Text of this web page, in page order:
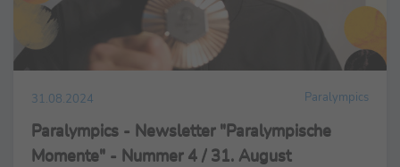
31.08.2024 Paralympics
Paralympics - Newsletter "Paralympische
Momente" - Nummer 4 / 31. August